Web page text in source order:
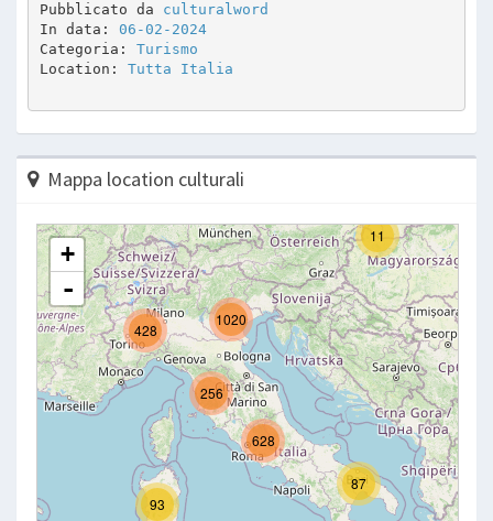
Pubblicato da culturalword
In data: 06-02-2024
Categoria: Turismo
Location: Tutta Italia
Mappa location culturali